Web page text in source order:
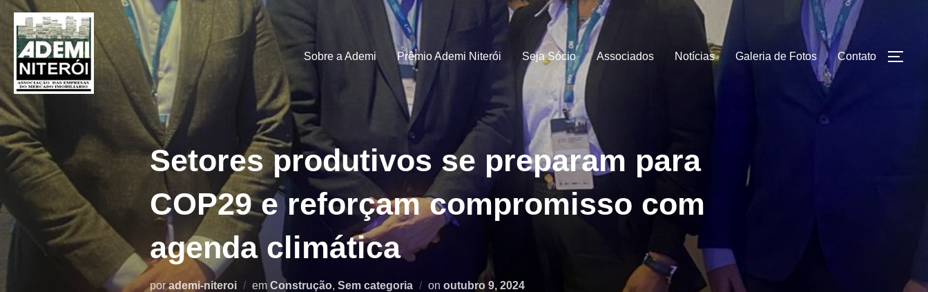
Pular
para
conteúdo
Sobre a Ademi Prêmio Ademi Niterói Seja Sócio Associados Notícias Galeria de Fotos Contato
Setores produtivos se preparam para
COP29 e reforçam compromisso com
agenda climática
porademi-niteroi em Construção, Sem categoria on Postado
outubro 9, 2024